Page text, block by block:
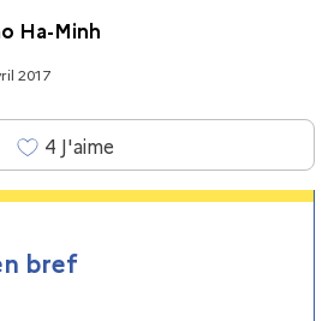
Ha-Minh
2017
4 J'aime
bref